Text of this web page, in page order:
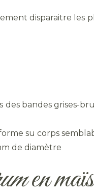
disparaitre les
bandes grises-
su corps
de diamètre
en maïs